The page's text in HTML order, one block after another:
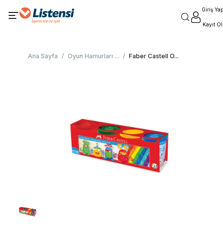
Giriş Yap
Kayıt Ol
Ana Sayfa / Oyun Hamurları ... / Faber Castell O...